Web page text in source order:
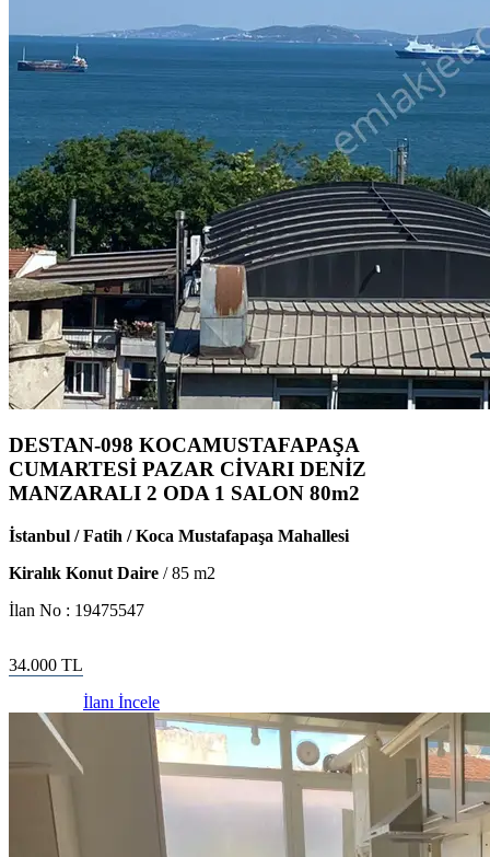
DESTAN-098 KOCAMUSTAFAPAŞA
CUMARTESİ PAZAR CİVARI DENİZ
MANZARALI 2 ODA 1 SALON 80m2
İstanbul / Fatih / Koca Mustafapaşa Mahallesi
Kiralık Konut Daire /85 m2
İlan No : 19475547
34.000 TL
İlanı İncele